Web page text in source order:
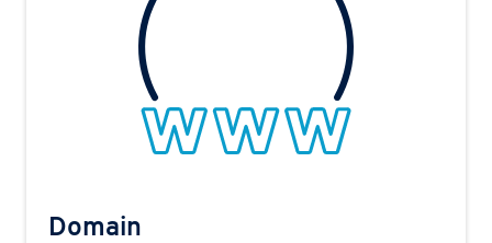
Domain